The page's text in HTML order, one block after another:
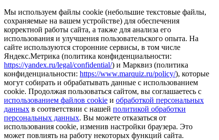
Мы используем файлы cookie (небольшие текстовые файлы,
сохраняемые на вашем устройстве) для обеспечения
корректной работы сайта, а также для анализа его
использования и улучшения пользовательского опыта. На
сайте используются сторонние сервисы, в том числе
Яндекс.Метрика (политика конфиденциальности:
https://yandex.ru/legal/confidential/) и Марквиз (политика
конфиденциальности: https://www.marquiz.ru/policy/), которые
могут собирать и обрабатывать данные с использованием
cookie. Продолжая пользоваться сайтом, вы соглашаетесь с
использованием файлов cookie и обработкой персональных
данных в соответствии с нашей политикой обработки
персональных данных. Вы можете отказаться от
использования cookie, изменив настройки браузера. Это
может повлиять на работу некоторых функций сайта.